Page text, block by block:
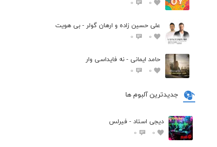
0
0
علی حسین زاده و ارهان گولر - بی هویت
0
0
حامد ایمانی - نه فایداسی وار
0
0
جدیدترین آلبوم ها
دیجی استاد - فیرلس
0
0